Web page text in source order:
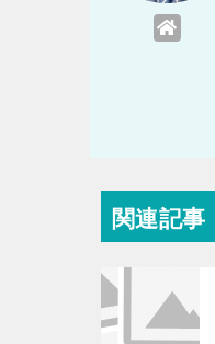
関連記事